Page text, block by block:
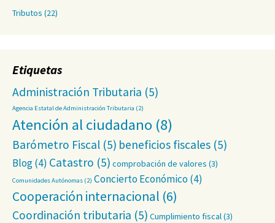
Tributos (22)
Etiquetas
Administración Tributaria (5)
Agencia Estatal de Administración Tributaria (2)
Atención al ciudadano (8)
Barómetro Fiscal (5) beneficios fiscales (5)
Blog(4) Catastro (5) comprobación de valores (3)
Comunidades Autónomas (2) Concierto Económico(4)
Cooperación internacional (6)
Coordinación tributaria (5) Cumplimiento fiscal(3)